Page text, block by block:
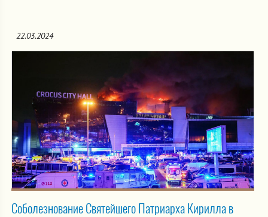
22.03.2024
Соболезнование Святейшего Патриарха Кирилла в